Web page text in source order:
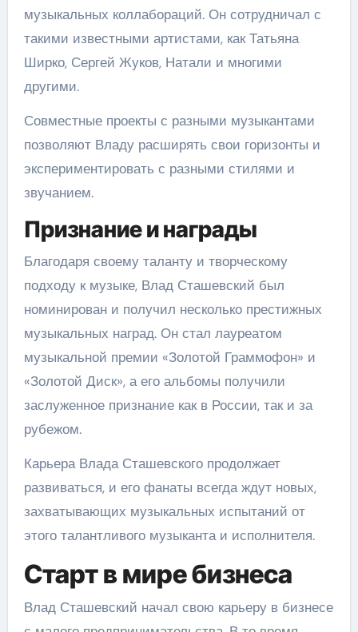
музыкальных коллабораций. Он сотрудничал с
такими известными артистами, как Татьяна
Ширко, Сергей Жуков, Натали и многими
другими.
Совместные проекты с разными музыкантами
позволяют Владу расширять свои горизонты и
экспериментировать с разными стилями и
звучанием.
Признание и награды
Благодаря своему таланту и творческому
подходу к музыке, Влад Сташевский был
номинирован и получил несколько престижных
музыкальных наград. Он стал лауреатом
музыкальной премии «Золотой Граммофон» и
«Золотой Диск», а его альбомы получили
заслуженное признание как в России, так и за
рубежом.
Карьера Влада Сташевского продолжает
развиваться, и его фанаты всегда ждут новых,
захватывающих музыкальных испытаний от
этого талантливого музыканта и исполнителя.
Старт в мире бизнеса
Влад Сташевский начал свою карьеру в бизнесе